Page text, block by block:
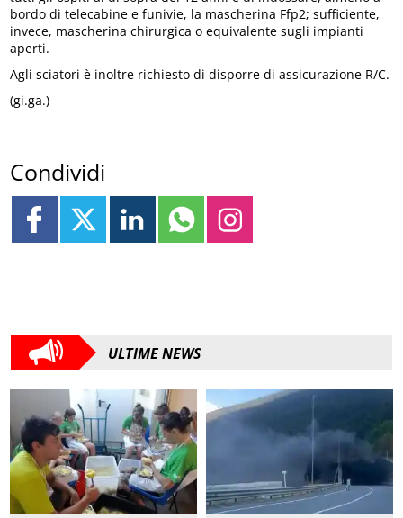
bordo di telecabine e funivie, la mascherina Ffp2; sufficiente,
invece, mascherina chirurgica o equivalente sugli impianti
aperti.
Agli sciatori è inoltre richiesto di disporre di assicurazione R/C.
(gi.ga.)
Condividi
ULTIME NEWS